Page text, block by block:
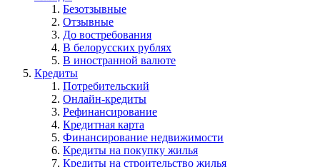
Безотзывные
Отзывные
До востребования
В белорусских рублях
В иностранной валюте
Кредиты
Потребительский
Онлайн-кредиты
Рефинансирование
Кредитная карта
Финансирование недвижимости
Кредиты на покупку жилья
Кредиты на строительство жилья